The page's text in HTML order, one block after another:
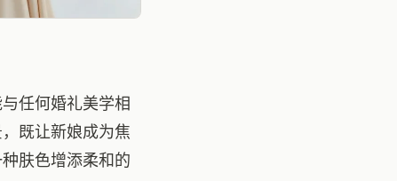
任何婚礼美学相
既让新娘成为焦
肤色增添柔和的